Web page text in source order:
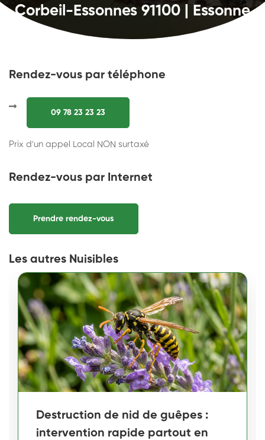
Corbeil-Essonnes 91100 | Essonne
Rendez-vous par téléphone
09 78 23 23 23
Prix d'un appel Local NON surtaxé
Rendez-vous par Internet
Prendre rendez-vous
Les autres Nuisibles
Destruction de nid de guêpes :
intervention rapide partout en